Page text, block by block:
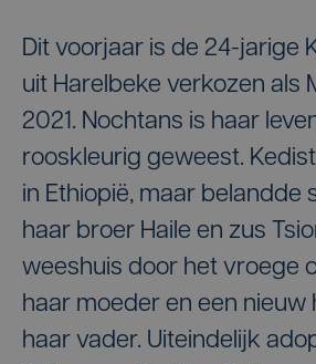
Dit voorjaar is de 24-jarige
uit Harelbeke verkozen als
2021. Nochtans is haar
rooskleurig geweest.
in Ethiopië, maar belandde
haar broer Haile en zus
weeshuis door het vroege
haar moeder en een nieuw
haar vader. Uiteindelijk